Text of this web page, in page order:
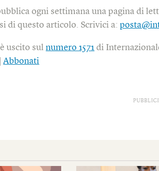
ogni settimana una pagina di
di questo articolo. Scrivici a:
uscito sulnumero 1571 di
|Abbonati